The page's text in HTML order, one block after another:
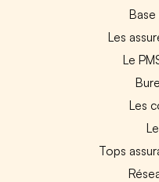
Les
Le
Les
Tops